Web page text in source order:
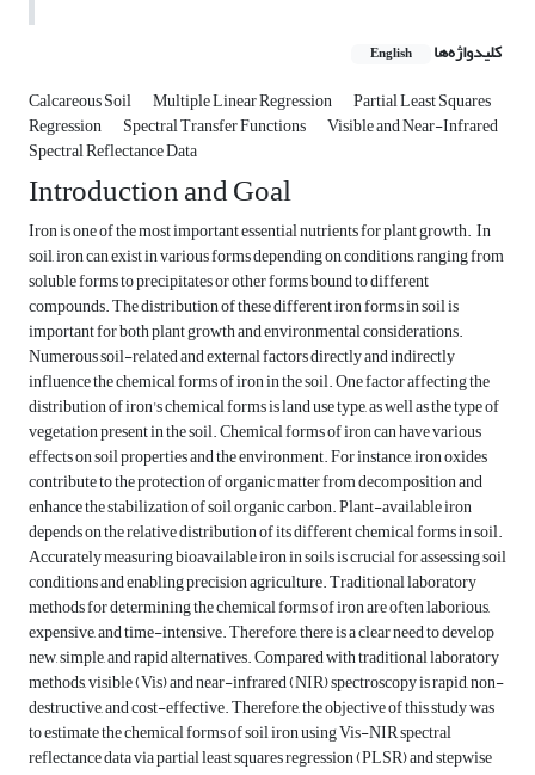
کلیدواژه‌ها English
Calcareous Soil Multiple Linear Regression Partial Least Squares
Regression Spectral Transfer Functions Visible and Near-Infrared
Spectral Reflectance Data
Introduction and Goal
Iron is one of the most important essential nutrients for plant growth. In
soil, iron can exist in various forms depending on conditions, ranging from
soluble forms to precipitates or other forms bound to different
compounds. The distribution of these different iron forms in soil is
important for both plant growth and environmental considerations.
Numerous soil-related and external factors directly and indirectly
influence the chemical forms of iron in the soil. One factor affecting the
distribution of iron's chemical forms is land use type, as well as the type of
vegetation present in the soil. Chemical forms of iron can have various
effects on soil properties and the environment. For instance, iron oxides
contribute to the protection of organic matter from decomposition and
enhance the stabilization of soil organic carbon. Plant-available iron
depends on the relative distribution of its different chemical forms in soil.
Accurately measuring bioavailable iron in soils is crucial for assessing soil
conditions and enabling precision agriculture. Traditional laboratory
methods for determining the chemical forms of iron are often laborious,
expensive, and time-intensive. Therefore, there is a clear need to develop
new, simple, and rapid alternatives. Compared with traditional laboratory
methods, visible (Vis) and near-infrared (NIR) spectroscopy is rapid, non-
destructive, and cost-effective. Therefore, the objective of this study was
to estimate the chemical forms of soil iron using Vis-NIR spectral
reflectance data via partial least squares regression (PLSR) and stepwise